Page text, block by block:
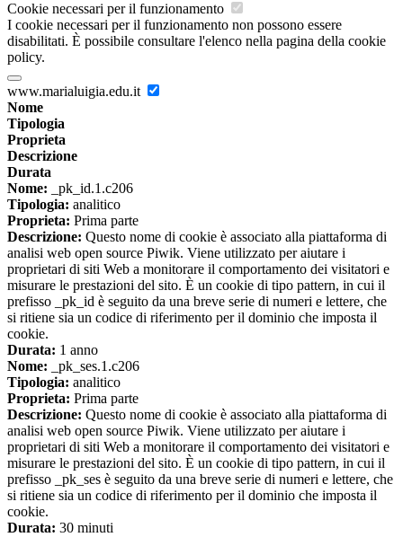
Cookie necessari per il funzionamento
I cookie necessari per il funzionamento non possono essere
disabilitati. È possibile consultare l'elenco nella pagina della cookie
policy.
www.marialuigia.edu.it
Nome
Tipologia
Proprieta
Descrizione
Durata
Nome: _pk_id.1.c206
Tipologia: analitico
Proprieta: Prima parte
Descrizione: Questo nome di cookie è associato alla piattaforma di
analisi web open source Piwik. Viene utilizzato per aiutare i
proprietari di siti Web a monitorare il comportamento dei visitatori e
misurare le prestazioni del sito. È un cookie di tipo pattern, in cui il
prefisso _pk_id è seguito da una breve serie di numeri e lettere, che
si ritiene sia un codice di riferimento per il dominio che imposta il
cookie.
Durata: 1 anno
Nome: _pk_ses.1.c206
Tipologia: analitico
Proprieta: Prima parte
Descrizione: Questo nome di cookie è associato alla piattaforma di
analisi web open source Piwik. Viene utilizzato per aiutare i
proprietari di siti Web a monitorare il comportamento dei visitatori e
misurare le prestazioni del sito. È un cookie di tipo pattern, in cui il
prefisso _pk_ses è seguito da una breve serie di numeri e lettere, che
si ritiene sia un codice di riferimento per il dominio che imposta il
cookie.
Durata: 30 minuti